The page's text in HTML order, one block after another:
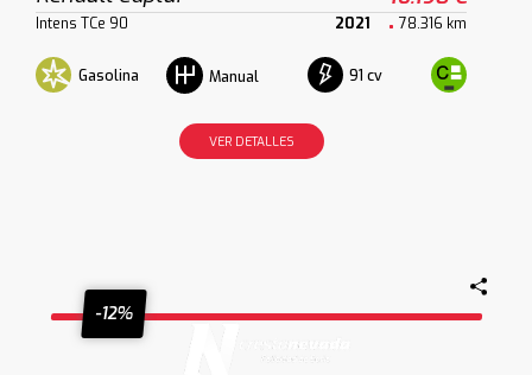
Intens TCe 90 2021 78.316 km
Gasolina Manual 91 cv
VER DETALLES
-12%